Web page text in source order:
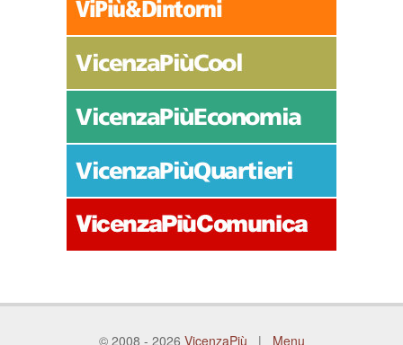
© 2008 - 2026 VicenzaPiù | Menu